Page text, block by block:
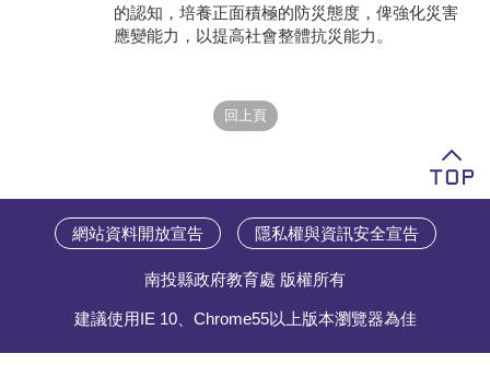
的認知，培養正面積極的防災態度，俾強化災害
應變能力，以提高社會整體抗災能力。
網站資料開放宣告 隱私權與資訊安全宣告
南投縣政府教育處 版權所有
建議使用IE 10、Chrome55以上版本瀏覽器為佳